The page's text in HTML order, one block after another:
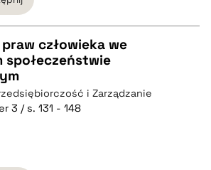
człowieka we
społeczeństwie
i Zarządzanie
3 / s. 131 - 148